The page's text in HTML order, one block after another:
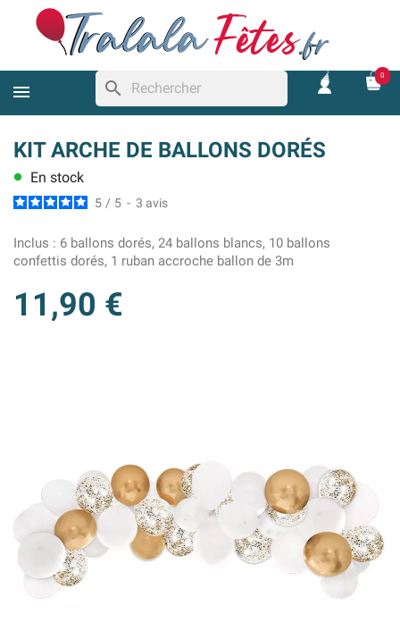
search
0
KIT ARCHE DE BALLONS DORÉS
lens En stock
5 / 5 - 3 avis
Inclus : 6 ballons dorés, 24 ballons blancs, 10 ballons
confettis dorés, 1 ruban accroche ballon de 3m
11,90 €